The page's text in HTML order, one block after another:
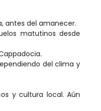
antes del amanecer.
matutinos desde
del clima y
y cultura local. Aún